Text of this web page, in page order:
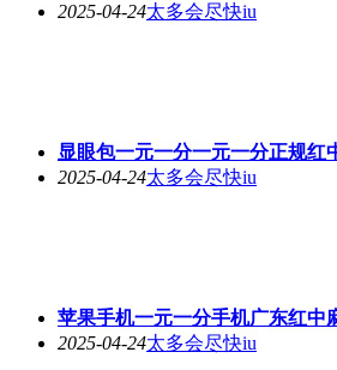
2025-04-24太多会尽快iu
显眼包一元一分一元一分正规红
2025-04-24太多会尽快iu
苹果手机一元一分手机广东红中
2025-04-24太多会尽快iu